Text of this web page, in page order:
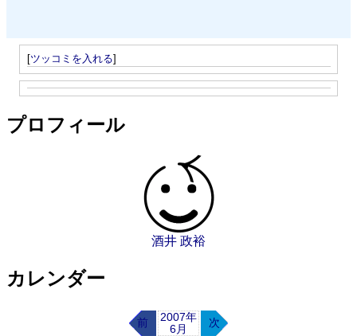
[ツッコミを入れる]
プロフィール
酒井 政裕
カレンダー
前
2007年
6月
次